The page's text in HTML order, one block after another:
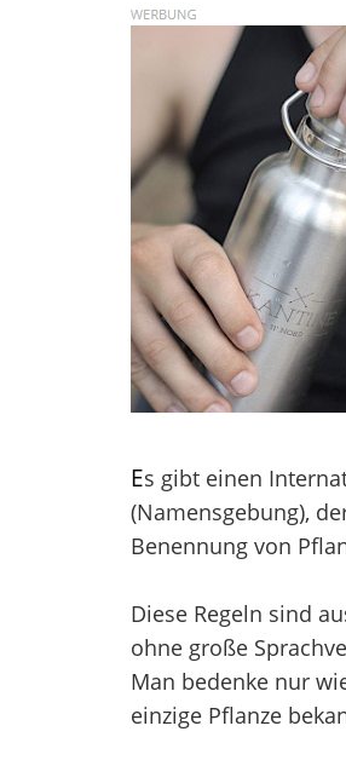
Es gibt einen
(Namensgebung),
Benennung von
Diese Regeln sind
ohne große
Man bedenke nur
einzige Pflanze